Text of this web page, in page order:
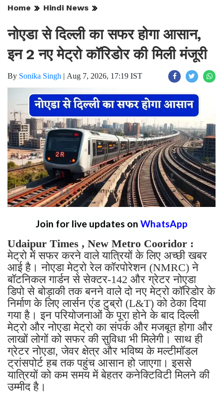
Home Hindi News
नोएडा से दिल्ली का सफर होगा आसान,
इन 2 नए मेट्रो कॉरिडोर की मिली मंजूरी
By Sonika Singh | Aug 7, 2026, 17:19 IST
Join for live updates on WhatsApp
Udaipur Times , New Metro Cooridor :
मेट्रो में सफर करने वाले यात्रियों के लिए अच्छी खबर
आई है। नोएडा मेट्रो रेल कॉरपोरेशन (NMRC) ने
बॉटनिकल गार्डन से सेक्टर-142 और ग्रेटर नोएडा
डिपो से बोड़ाकी तक बनने वाले दो नए मेट्रो कॉरिडोर के
निर्माण के लिए लार्सन एंड टुब्रो (L&T) को ठेका दिया
गया है। इन परियोजनाओं के पूरा होने के बाद दिल्ली
मेट्रो और नोएडा मेट्रो का संपर्क और मजबूत होगा और
लाखों लोगों को सफर की सुविधा भी मिलेगी। साथ ही
ग्रेटर नोएडा, जेवर क्षेत्र और भविष्य के मल्टीमॉडल
ट्रांसपोर्ट हब तक पहुंच आसान हो जाएगा। इससे
यात्रियों को कम समय में बेहतर कनेक्टिविटी मिलने की
उम्मीद है।